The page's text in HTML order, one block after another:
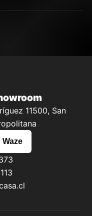
11500, San